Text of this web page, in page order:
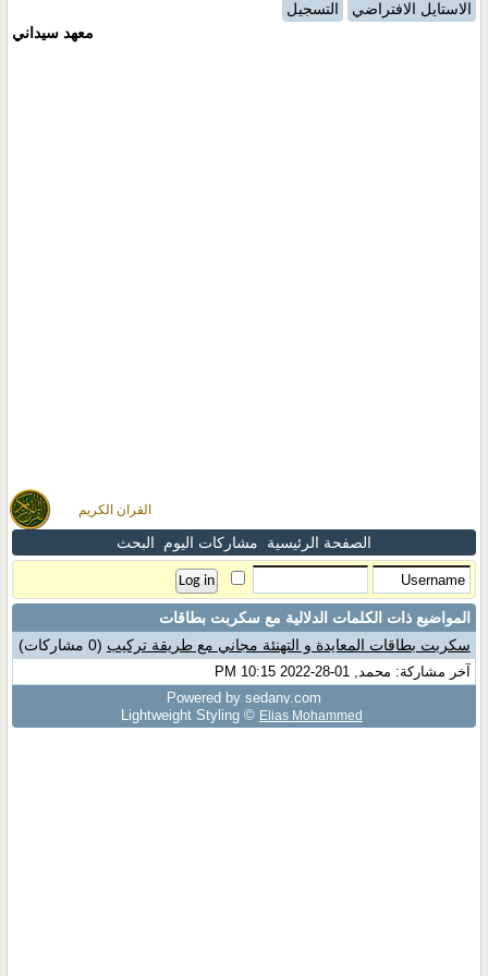
القران الكريم
الاستايل الافتراضي
التسجيل
معهد سيداني
الصفحة الرئيسية مشاركات اليوم البحث
المواضيع ذات الكلمات الدلالية مع سكربت بطاقات
سكربت بطاقات المعايدة و التهنئة مجاني مع طريقة تركيب (0 مشاركات)
آخر مشاركة: محمد, 01-28-2022 10:15 PM
Powered by sedany.com
Lightweight Styling © Elias Mohammed